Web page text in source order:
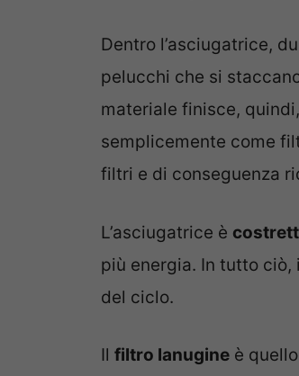
Dentro l’asciugatrice,
pelucchi che si
materiale finisce,
semplicemente come
filtri e di conseguenza
L’asciugatrice è
più energia. In tutto
del ciclo.
Il filtro lanugine è